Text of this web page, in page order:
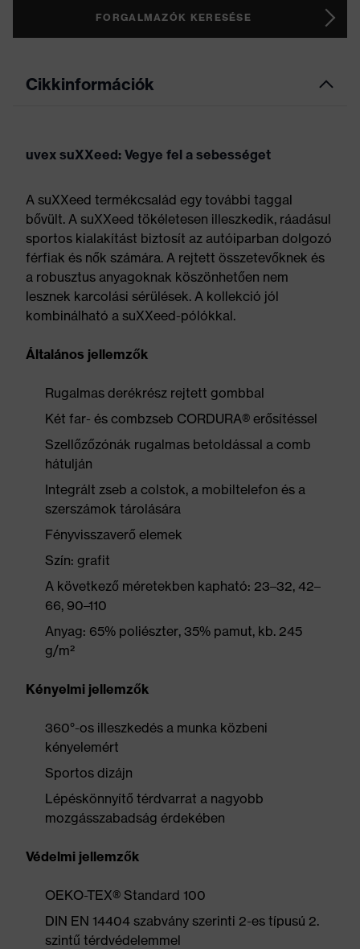
FORGALMAZÓK KERESÉSE
Cikkinformációk
uvex suXXeed: Vegye fel a sebességet
A suXXeed termékcsalád egy további taggal
bővült. A suXXeed tökéletesen illeszkedik, ráadásul
sportos kialakítást biztosít az autóiparban dolgozó
férfiak és nők számára. A rejtett összetevőknek és
a robusztus anyagoknak köszönhetően nem
lesznek karcolási sérülések. A kollekció jól
kombinálható a suXXeed-pólókkal.
Általános jellemzők
Rugalmas derékrész rejtett gombbal
Két far- és combzseb CORDURA® erősítéssel
Szellőzőzónák rugalmas betoldással a comb
hátulján
Integrált zseb a colstok, a mobiltelefon és a
szerszámok tárolására
Fényvisszaverő elemek
Szín: grafit
A következő méretekben kapható: 23–32, 42–
66, 90–110
Anyag: 65% poliészter, 35% pamut, kb. 245
g/m²
Kényelmi jellemzők
360°-os illeszkedés a munka közbeni
kényelemért
Sportos dizájn
Lépéskönnyítő térdvarrat a nagyobb
mozgásszabadság érdekében
Védelmi jellemzők
OEKO-TEX® Standard 100
DIN EN 14404 szabvány szerinti 2-es típusú 2.
szintű térdvédelemmel